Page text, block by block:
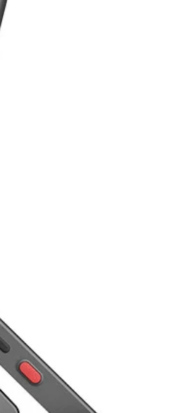
forzata prevede l’utilizzo di una
circolazione o circolatore) per la
il trasferimento del calore dai
Una centralina differenziale
circolazione, a seconda delle